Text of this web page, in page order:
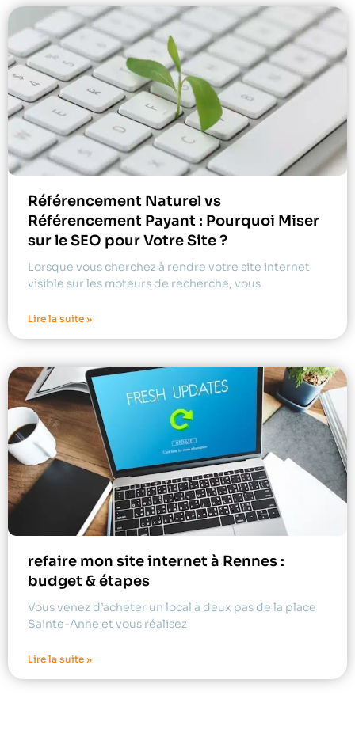
Référencement Naturel vs
Référencement Payant : Pourquoi Miser
sur le SEO pour Votre Site ?
Lorsque vous cherchez à rendre votre site internet
visible sur les moteurs de recherche, vous
Lire la suite »
refaire mon site internet à Rennes :
budget & étapes
Vous venez d’acheter un local à deux pas de la place
Sainte-Anne et vous réalisez
Lire la suite »